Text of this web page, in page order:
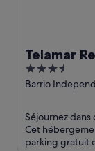
Telamar
3.5
out
5
Barrio
Séjournez dans
Cet
parking gratuit